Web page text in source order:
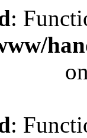
:
: